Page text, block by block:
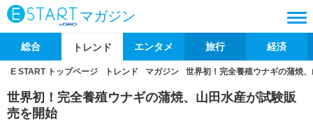
マガジン
総合 トレンド エンタメ 旅行 経済
E START トップページ トレンド マガジン 世界初！完全養殖ウナギの蒲焼
世界初！完全養殖ウナギの蒲焼、山田水産が試験販
売を開始